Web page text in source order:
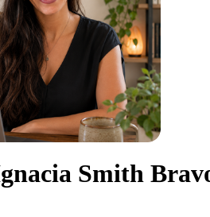
Smith